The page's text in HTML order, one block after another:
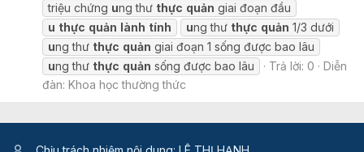
triệu chứng ung thư thực quản giai đoạn đầu
u thực quản lành tính ung thư thực quản 1/3 dưới
ung thư thực quản giai đoạn 1 sống được bao lâu
ung thư thực quản sống được bao lâu Trả lời: 0
Diễn
đàn: Khoa học thường thức